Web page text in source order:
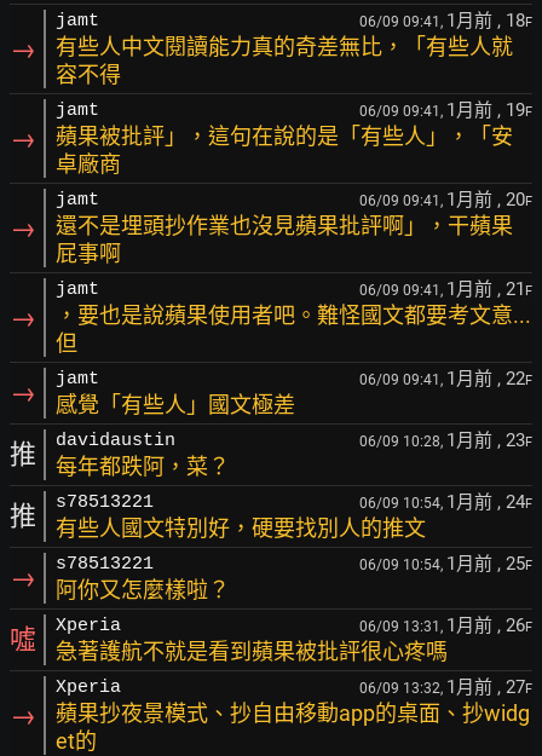
→
jamt 06/09 09:41, 1月前 , 18F
有些人中文閱讀能力真的奇差無比，「有些人就
容不得
→
jamt 06/09 09:41, 1月前 , 19F
蘋果被批評」，這句在說的是「有些人」，「安
卓廠商
→
jamt 06/09 09:41, 1月前 , 20F
還不是埋頭抄作業也沒見蘋果批評啊」，干蘋果
屁事啊
→
jamt 06/09 09:41, 1月前 , 21 F
，要也是說蘋果使用者吧。難怪國文都要考文意...
但
→ jamt 06/09 09:41, 1月前 , 22F
感覺「有些人」國文極差
推 davidaustin 06/09 10:28, 1月前 , 23F
每年都跌阿，菜？
推 s78513221 06/09 10:54, 1月前 , 24F
有些人國文特別好，硬要找別人的推文
→ s78513221 06/09 10:54, 1月前 , 25F
阿你又怎麼樣啦？
噓 Xperia 06/09 13:31, 1月前 , 26F
急著護航不就是看到蘋果被批評很心疼嗎
→
Xperia 06/09 13:32, 1月前 , 27F
蘋果抄夜景模式、抄自由移動app的桌面、抄widg
et的